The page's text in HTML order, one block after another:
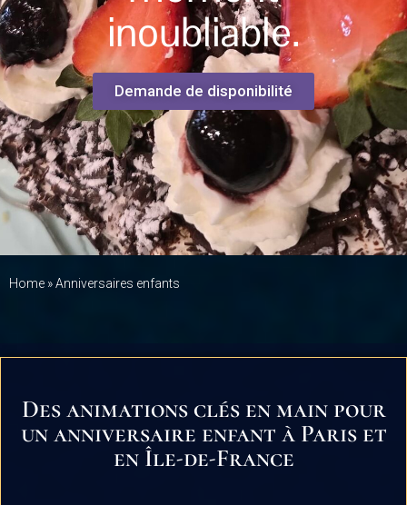
inoubliable.
Demande de disponibilité
Home »Anniversaires enfants
Des animations clés en main pour
un anniversaire enfant à Paris et
en Île-de-France